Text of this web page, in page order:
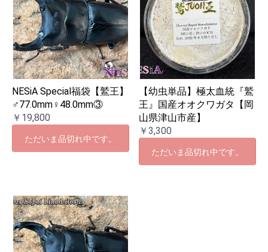
NESiA Special福袋【鷲王】
♂77.0mm♀48.0mm③
￥19,800
ただいま品切れ中です。
【幼虫単品】極太血統『鷲
王』国産オオクワガタ【岡
山県津山市産】
￥3,300
ただいま品切れ中です。